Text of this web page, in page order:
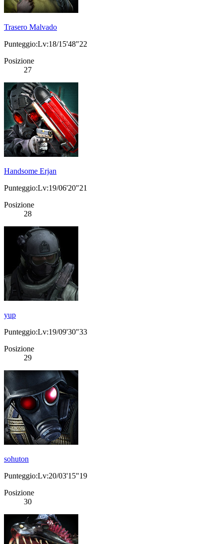
Trasero Malvado
Punteggio:Lv:18/15'48"22
Posizione
27
Handsome Erjan
Punteggio:Lv:19/06'20"21
Posizione
28
yup
Punteggio:Lv:19/09'30"33
Posizione
29
sohuton
Punteggio:Lv:20/03'15"19
Posizione
30